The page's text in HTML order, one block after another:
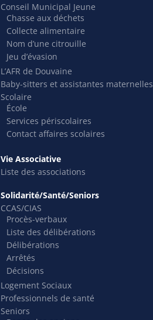
Conseil Municipal Jeune
Chasse aux déchets
Collecte alimentaire
Nom d’une citrouille
Jeu d’évasion
L’AFR de Douvaine
Baby-sitters et assistantes maternelles
Scolaire
École
Services périscolaires
Contact affaires scolaires
Vie Associative
Liste des associations
Solidarité/Santé/Seniors
CCAS/CIAS
Procès-verbaux
Liste des délibérations
Délibérations
Arrêtés
Décisions
Logement Sociaux
Professionnels de santé
Seniors